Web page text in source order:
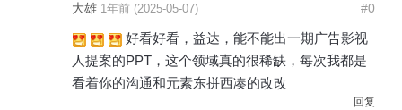
大雄 1年前 (2025-05-07) #0
好看好看，益达，能不能出一期广告影视
人提案的PPT，这个领域真的很稀缺，每次我都是
看着你的沟通和元素东拼西凑的改改
回复